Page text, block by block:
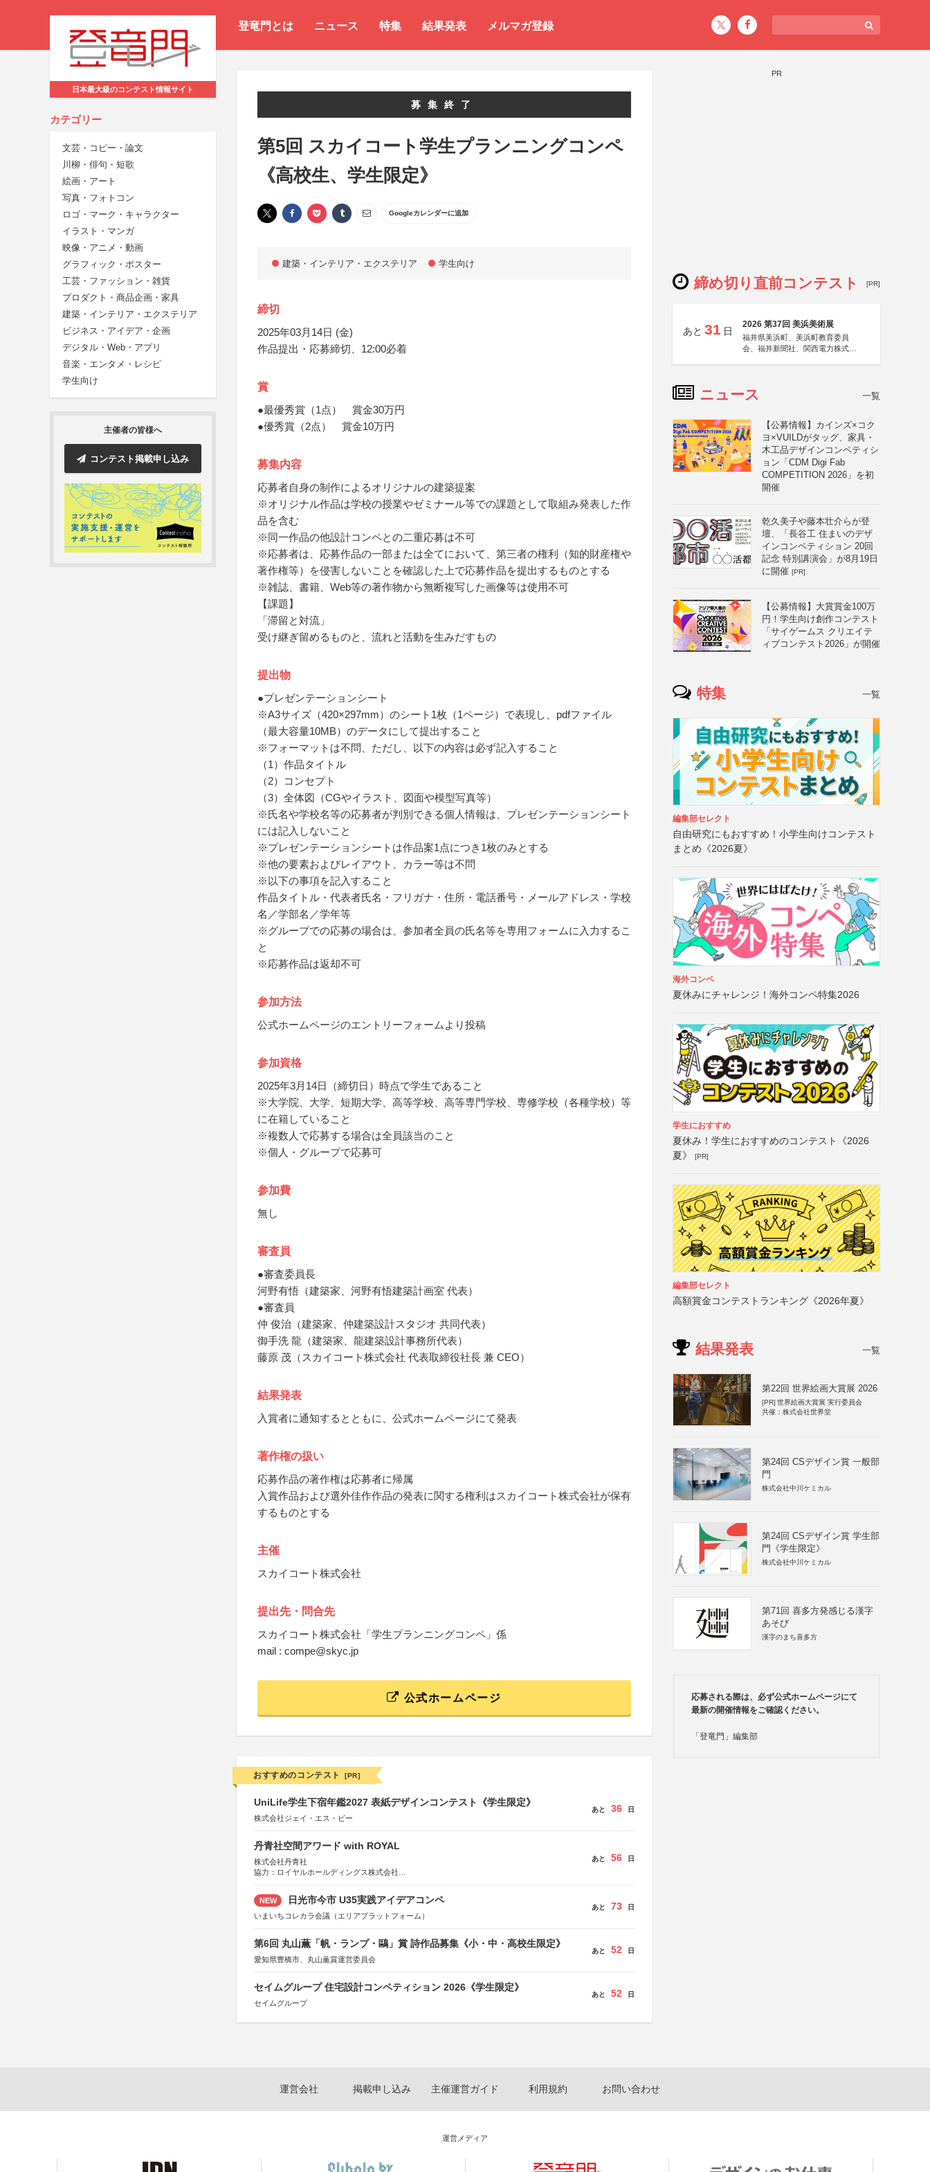
登竜門とは ニュース 特集 結果発表 メルマガ登録
日本最大級のコンテスト情報サイト
カテゴリー
文芸・コピー・論文
川柳・俳句・短歌
絵画・アート
写真・フォトコン
ロゴ・マーク・キャラクター
イラスト・マンガ
映像・アニメ・動画
グラフィック・ポスター
工芸・ファッション・雑貨
プロダクト・商品企画・家具
建築・インテリア・エクステリア
ビジネス・アイデア・企画
デジタル・Web・アプリ
音楽・エンタメ・レシピ
学生向け
主催者の皆様へ
コンテスト掲載申し込み
募集終了
第5回 スカイコート学生プランニングコンペ
《高校生、学生限定》
Googleカレンダーに追加
建築・インテリア・エクステリア 学生向け
締切
2025年03月14日 (金)
作品提出・応募締切、12:00必着
賞
●最優秀賞（1点） 賞金30万円
●優秀賞（2点） 賞金10万円
募集内容
応募者自身の制作によるオリジナルの建築提案
※オリジナル作品は学校の授業やゼミナール等での課題として取組み発表した作
品を含む
※同一作品の他設計コンペとの二重応募は不可
※応募者は、応募作品の一部または全てにおいて、第三者の権利（知的財産権や
著作権等）を侵害しないことを確認した上で応募作品を提出するものとする
※雑誌、書籍、Web等の著作物から無断複写した画像等は使用不可
【課題】
「滞留と対流」
受け継ぎ留めるものと、流れと活動を生みだすもの
提出物
●プレゼンテーションシート
※A3サイズ（420×297mm）のシート1枚（1ページ）で表現し、pdfファイル
（最大容量10MB）のデータにして提出すること
※フォーマットは不問、ただし、以下の内容は必ず記入すること
（1）作品タイトル
（2）コンセプト
（3）全体図（CGやイラスト、図面や模型写真等）
※氏名や学校名等の応募者が判別できる個人情報は、プレゼンテーションシート
には記入しないこと
※プレゼンテーションシートは作品案1点につき1枚のみとする
※他の要素およびレイアウト、カラー等は不問
※以下の事項を記入すること
作品タイトル・代表者氏名・フリガナ・住所・電話番号・メールアドレス・学校
名／学部名／学年等
※グループでの応募の場合は、参加者全員の氏名等を専用フォームに入力するこ
と
※応募作品は返却不可
参加方法
公式ホームページのエントリーフォームより投稿
参加資格
2025年3月14日（締切日）時点で学生であること
※大学院、大学、短期大学、高等学校、高等専門学校、専修学校（各種学校）等
に在籍していること
※複数人で応募する場合は全員該当のこと
※個人・グループで応募可
参加費
無し
審査員
●審査委員長
河野有悟（建築家、河野有悟建築計画室 代表）
●審査員
仲 俊治（建築家、仲建築設計スタジオ 共同代表）
御手洗 龍（建築家、龍建築設計事務所代表）
藤原 茂（スカイコート株式会社 代表取締役社長 兼 CEO）
結果発表
入賞者に通知するとともに、公式ホームページにて発表
著作権の扱い
応募作品の著作権は応募者に帰属
入賞作品および選外佳作作品の発表に関する権利はスカイコート株式会社が保有
するものとする
主催
スカイコート株式会社
提出先・問合先
スカイコート株式会社「学生プランニングコンペ」係
mail : compe@skyc.jp
公式ホームページ
おすすめのコンテスト [PR]
UniLife学生下宿年鑑2027 表紙デザインコンテスト《学生限定》
株式会社ジェイ・エス・ビー
あと 36 日
丹青社空間アワード with ROYAL
株式会社丹青社
協力：ロイヤルホールディングス株式会社
あと 56 日
NEW 日光市今市 U35実践アイデアコンペ
いまいちコレカラ会議（エリアプラットフォーム）
あと 73 日
第6回 丸山薫「帆・ランプ・鷗」賞 詩作品募集《小・中・高校生限定》
愛知県豊橋市、丸山薫賞運営委員会
あと 52 日
セイムグループ 住宅設計コンペティション 2026《学生限定》
セイムグループ
あと 52 日
PR
締め切り直前コンテスト [PR]
あと 31 日
2026 第37回 美浜美術展
福井県美浜町、美浜町教育委員
会、福井新聞社、関西電力株式会
ニュース 一覧
【公募情報】カインズ×コク
ヨ×VUILDがタッグ、家具・
木工品デザインコンペティシ
ョン「CDM Digi Fab
COMPETITION 2026」を初
開催
乾久美子や藤本壮介らが登
壇、「長谷工 住まいのデザ
インコンペティション 20回
記念 特別講演会」が8月19日
に開催 [PR]
【公募情報】大賞賞金100万
円！学生向け創作コンテスト
「サイゲームス クリエイテ
ィブコンテスト2026」が開催
特集 一覧
編集部セレクト
自由研究にもおすすめ！小学生向けコンテスト
まとめ《2026夏》
海外コンペ
夏休みにチャレンジ！海外コンペ特集2026
学生におすすめ
夏休み！学生におすすめのコンテスト《2026
夏》
[PR]
編集部セレクト
高額賞金コンテストランキング《2026年夏》
結果発表 一覧
第22回 世界絵画大賞展 2026
[PR] 世界絵画大賞展 実行委員会
共催：株式会社世界堂
第24回 CSデザイン賞 一般部
門
株式会社中川ケミカル
第24回 CSデザイン賞 学生部
門《学生限定》
株式会社中川ケミカル
第71回 喜多方発感じる漢字
あそび
漢字のまち喜多方
応募される際は、必ず公式ホームページにて
最新の開催情報をご確認ください。
「登竜門」編集部
運営会社 掲載申し込み 主催運営ガイド 利用規約 お問い合わせ
運営メディア